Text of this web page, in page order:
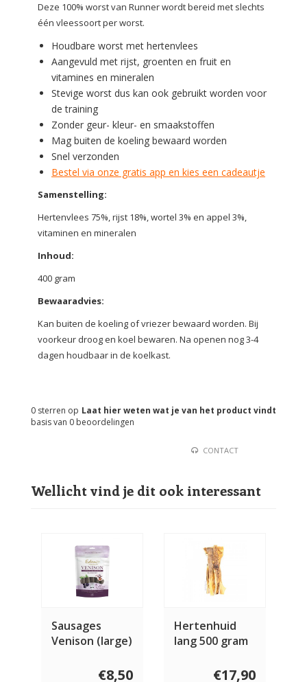
Deze 100% worst van Runner wordt bereid met slechts
één vleessoort per worst.
Houdbare worst met hertenvlees
Aangevuld met rijst, groenten en fruit en
vitamines en mineralen
Stevige worst dus kan ook gebruikt worden voor
de training
Zonder geur- kleur- en smaakstoffen
Mag buiten de koeling bewaard worden
Snel verzonden
Bestel via onze gratis app en kies een cadeautje
Samenstelling:
Hertenvlees 75%, rijst 18%, wortel 3% en appel 3%,
vitaminen en mineralen
Inhoud:
400 gram
Bewaaradvies:
Kan buiten de koeling of vriezer bewaard worden. Bij
voorkeur droog en koel bewaren. Na openen nog 3-4
dagen houdbaar in de koelkast.
Laat hier weten wat je van het product vindt
0 sterren op
basis van 0 beoordelingen
CONTACT
Wellicht vind je dit ook interessant
Sausages
Venison (large)
€8,50
Hertenhuid
lang 500 gram
€17,90